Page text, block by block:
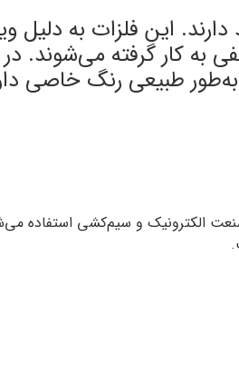
این فلزات به
به کار گرفته می‌شوند.
به‌طور طبیعی رنگ خاصی
صنعت الکترونیک و سیم‌کشی